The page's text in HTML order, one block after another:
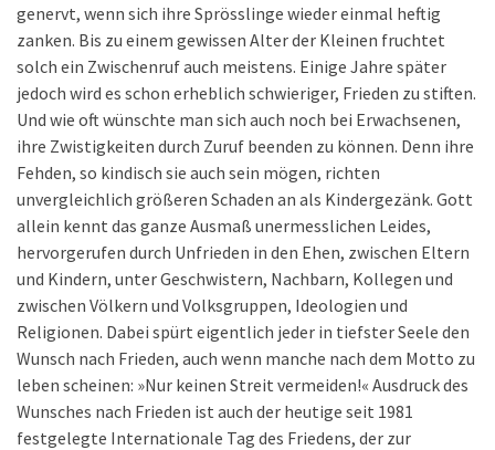
genervt, wenn sich ihre Sprösslinge wieder einmal heftig
zanken. Bis zu einem gewissen Alter der Kleinen fruchtet
solch ein Zwischenruf auch meistens. Einige Jahre später
jedoch wird es schon erheblich schwieriger, Frieden zu stiften.
Und wie oft wünschte man sich auch noch bei Erwachsenen,
ihre Zwistigkeiten durch Zuruf beenden zu können. Denn ihre
Fehden, so kindisch sie auch sein mögen, richten
unvergleichlich größeren Schaden an als Kindergezänk. Gott
allein kennt das ganze Ausmaß unermesslichen Leides,
hervorgerufen durch Unfrieden in den Ehen, zwischen Eltern
und Kindern, unter Geschwistern, Nachbarn, Kollegen und
zwischen Völkern und Volksgruppen, Ideologien und
Religionen. Dabei spürt eigentlich jeder in tiefster Seele den
Wunsch nach Frieden, auch wenn manche nach dem Motto zu
leben scheinen: »Nur keinen Streit vermeiden!« Ausdruck des
Wunsches nach Frieden ist auch der heutige seit 1981
festgelegte Internationale Tag des Friedens, der zur